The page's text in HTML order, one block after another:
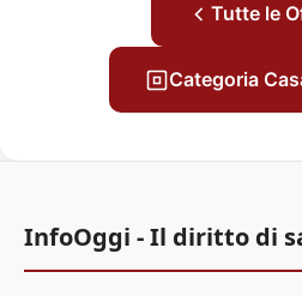
Tutte le
Categoria
InfoOggi - Il diritto di